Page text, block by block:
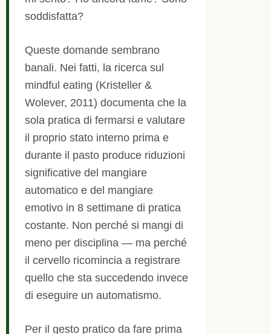
soddisfatta?
Queste domande sembrano
banali. Nei fatti, la ricerca sul
mindful eating (Kristeller &
Wolever, 2011) documenta che la
sola pratica di fermarsi e valutare
il proprio stato interno prima e
durante il pasto produce riduzioni
significative del mangiare
automatico e del mangiare
emotivo in 8 settimane di pratica
costante. Non perché si mangi di
meno per disciplina — ma perché
il cervello ricomincia a registrare
quello che sta succedendo invece
di eseguire un automatismo.
Per il gesto pratico da fare prima